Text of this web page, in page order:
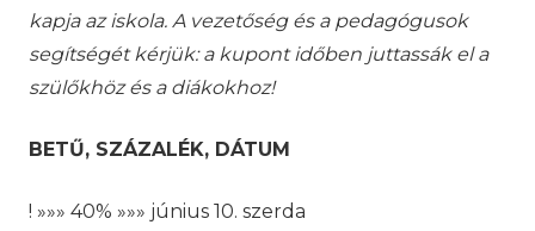
kapja az iskola. A vezetőség és a pedagógusok
segítségét kérjük: a kupont időben juttassák el a
szülőkhöz és a diákokhoz!
BETŰ, SZÁZALÉK, DÁTUM
! »»» 40% »»» június 10. szerda